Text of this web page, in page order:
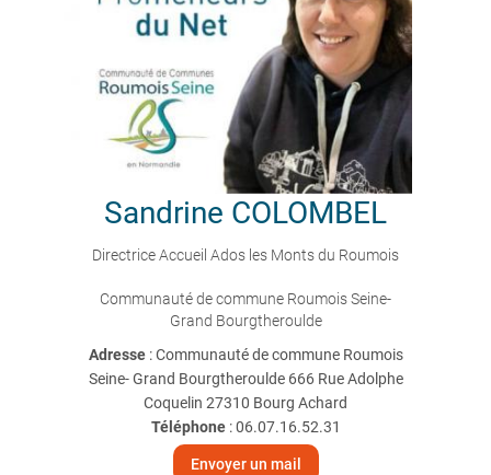
Sandrine COLOMBEL
Directrice Accueil Ados les Monts du Roumois
Communauté de commune Roumois Seine-
Grand Bourgtheroulde
Adresse : Communauté de commune Roumois
Seine- Grand Bourgtheroulde 666 Rue Adolphe
Coquelin 27310 Bourg Achard
Téléphone:06.07.16.52.31
Envoyer un mail